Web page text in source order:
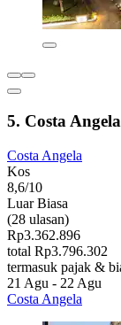
5. Costa Angela
Costa Angela
Kos
8,6/10
Luar Biasa
(28 ulasan)
Rp3.362.896
total Rp3.796.302
termasuk pajak &
21 Agu - 22 Agu
Costa Angela